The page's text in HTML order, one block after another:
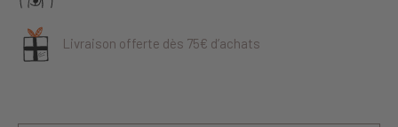
Livraison offerte dès 75€ d’achats